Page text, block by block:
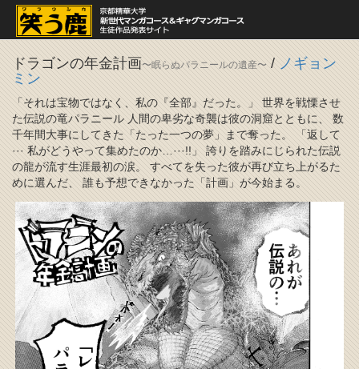
ドラゴンの年金計画〜眠らぬパラニールの遺産〜 / ノギョン
ミン
「それは宝物ではなく、私の『全部』だった。」 世界を戦慄させ
た伝説の竜パラニール 人間の卑劣な奇襲は彼の洞窟とともに、 数
千年間大事にしてきた「たった一つの夢」まで奪った。 「返して
··· 私がどうやって集めたのか…···!!」 誇りを踏みにじられた伝説
の龍が流す生涯最初の涙。 すべてを失った彼が再び立ち上がるた
めに選んだ、 誰も予想できなかった「計画」が今始まる。